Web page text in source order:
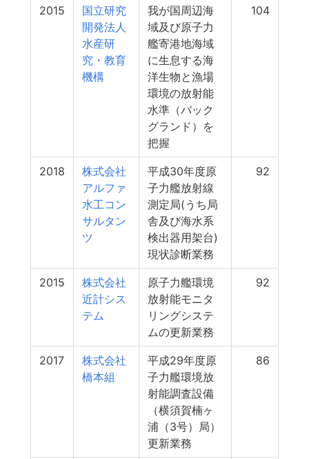
2015
国立研究
開発法人
水産研
究・教育
機構
我が国周辺海
域及び原子力
艦寄港地海域
に生息する海
洋生物と漁場
環境の放射能
水準（バック
グランド）を
把握
104
2018
株式会社
アルファ
水工コン
サルタン
ツ
平成30年度原
子力艦放射線
測定局(うち局
舎及び海水系
検出器用架台)
現状診断業務
92
2015
株式会社
近計シス
テム
原子力艦環境
放射能モニタ
リングシステ
ムの更新業務
92
2017
株式会社
橋本組
平成29年度原
子力艦環境放
射能調査設備
（横須賀楠ヶ
浦（3号）局）
更新業務
86